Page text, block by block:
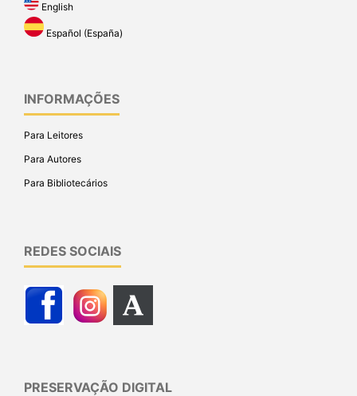
English
Español (España)
INFORMAÇÕES
Para Leitores
Para Autores
Para Bibliotecários
REDES SOCIAIS
PRESERVAÇÃO DIGITAL